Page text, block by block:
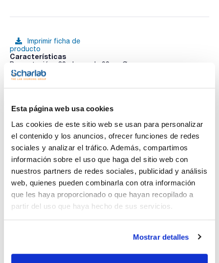
Esta página web usa cookies
Las cookies de este sitio web se usan para personalizar
el contenido y los anuncios, ofrecer funciones de redes
sociales y analizar el tráfico. Además, compartimos
información sobre el uso que haga del sitio web con
nuestros partners de redes sociales, publicidad y análisis
web, quienes pueden combinarla con otra información
que les haya proporcionado o que hayan recopilado a
partir del uso que haya hecho de sus servicios.
Mostrar detalles
Imprimir ficha de
producto
Características
Presentación : 20 placas de 90mm Ø
Tipo de envase : pileta
01-203
Farmacopea Europea.
BGA, MEDIUM L EUR. PHARM. 5TH ED.
Documentación técnica
TDS / Ficha técnica
Regístrate para
descargas
COA
Regístrate para
descargas
SDS/ Hoja de seguridad
Regístrate para